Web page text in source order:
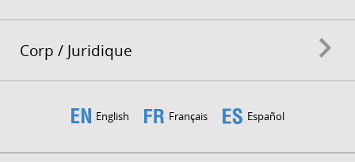
Corp / Juridique
English Français Español